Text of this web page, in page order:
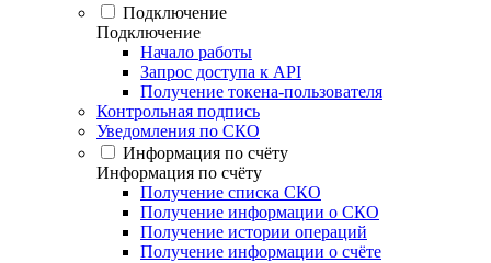
Подключение
Подключение
Начало работы
Запрос доступа к API
Получение токена-пользователя
Контрольная подпись
Уведомления по СКО
Информация по счёту
Информация по счёту
Получение списка СКО
Получение информации о СКО
Получение истории операций
Получение информации о счёте